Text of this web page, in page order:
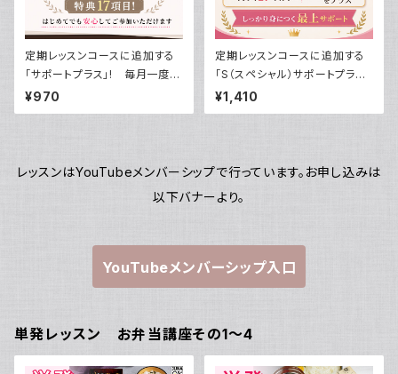
定期レッスンコースに追加する
「サポートプラス」! 毎月一度の
定期レッスンを徹底サポート＆
様々な特典付き！
¥970
定期レッスンコースに追加する
「S（スペシャル）サポートプラ
ス」! 毎月一度の定期レッスン
を徹底サポート＆様々な特典付
¥1,410
レッスンはYouTubeメンバーシップで行っています。お申し込みは
以下バナーより。
YouTubeメンバーシップ入口
単発レッスン お弁当講座その1～4